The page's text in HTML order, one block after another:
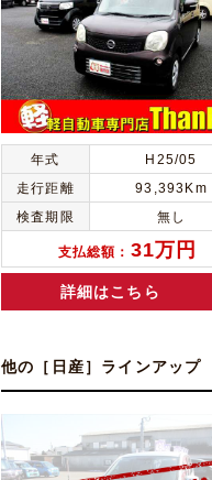
年式
H25/05
走行距離
93,393Km
検査期限
無し
支払総額： 31万円
詳細はこちら
他の［日産］ラインアップ